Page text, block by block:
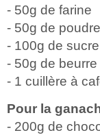
- 50g de farine
- 50g de
- 100g de sucre
- 50g de
- 1 cuillère à
Pour la
- 200g de